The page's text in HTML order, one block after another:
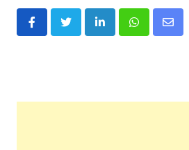
LinkedInWhatsappShare